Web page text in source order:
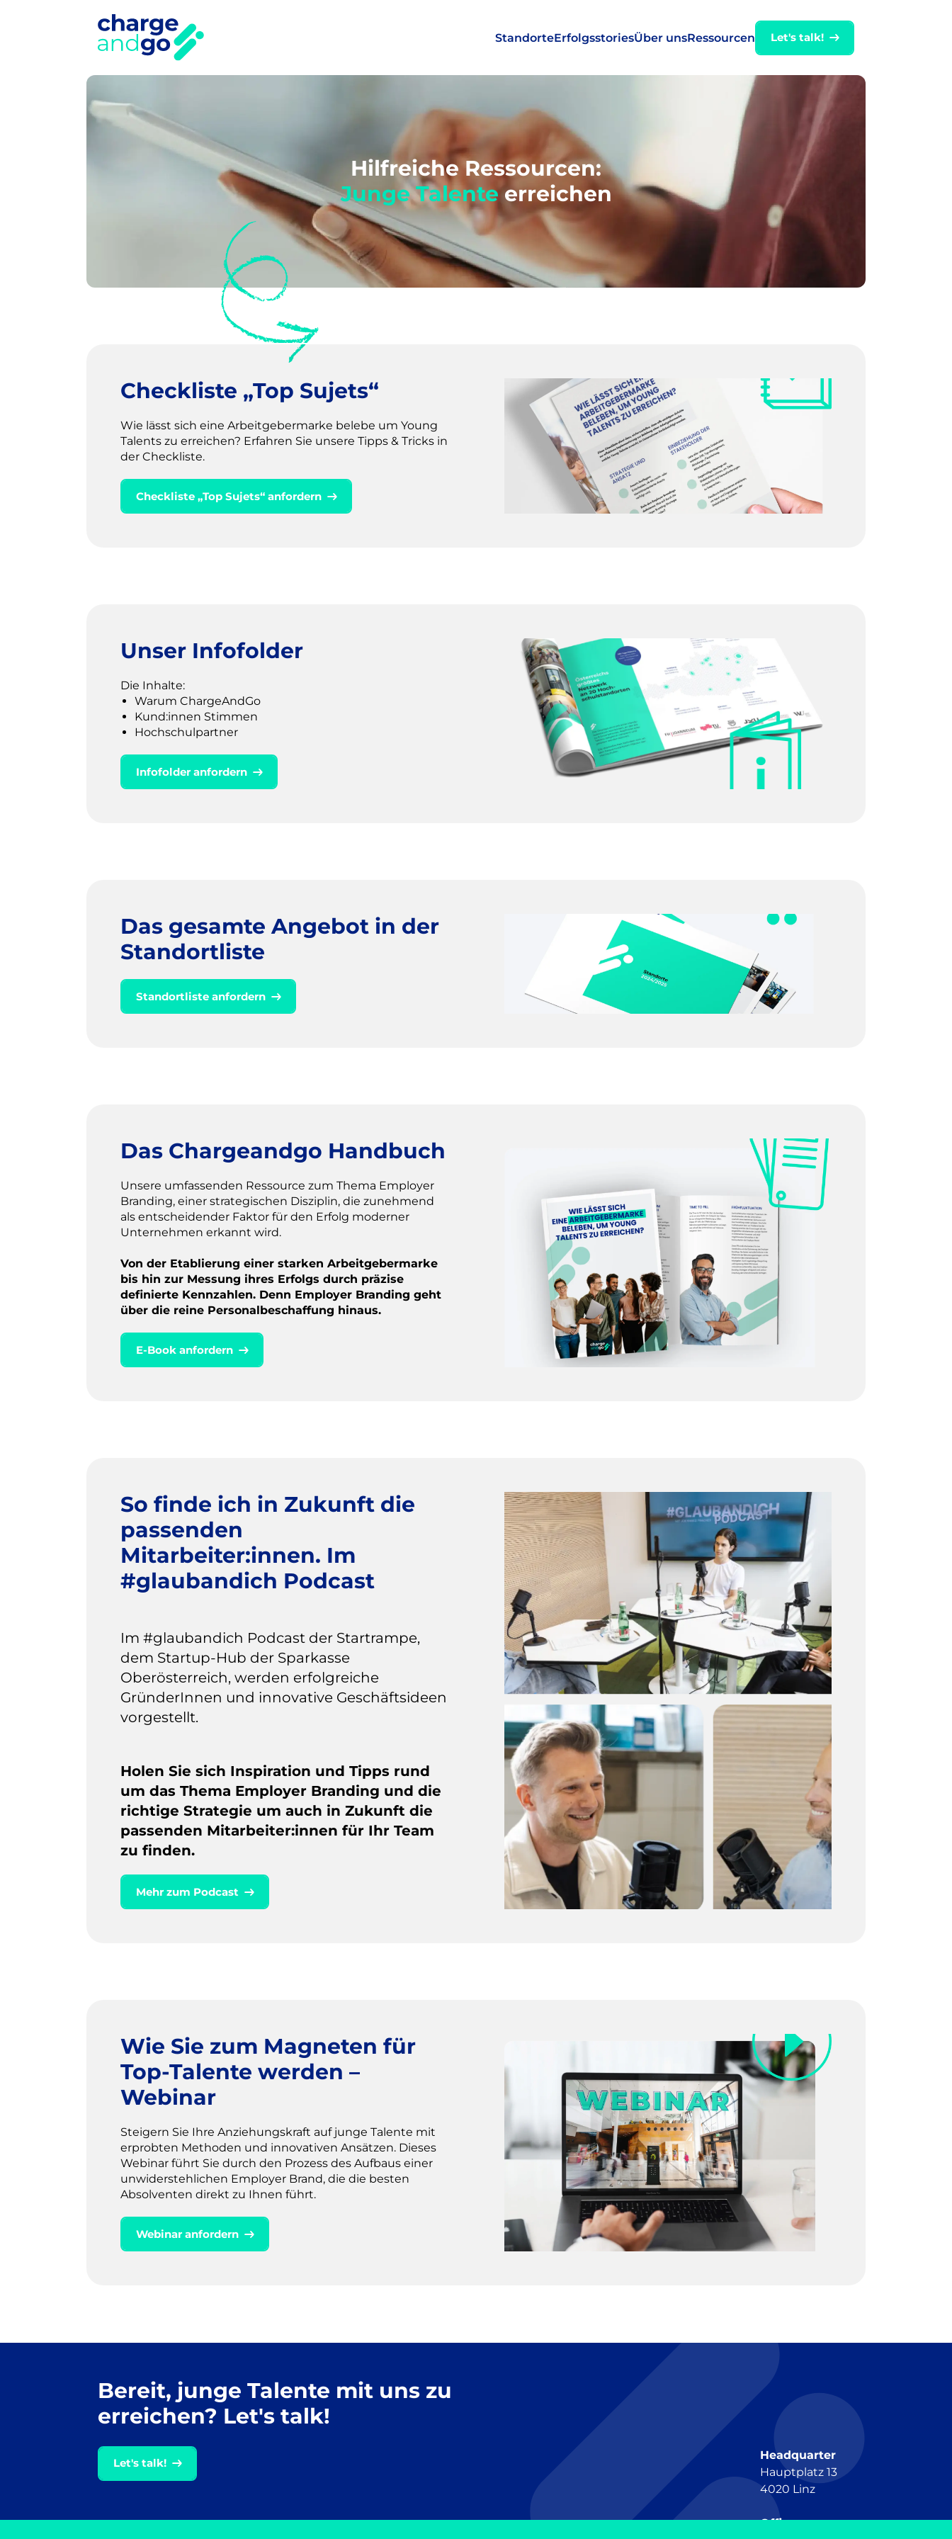
StandorteErfolgsstoriesÜber unsRessourcen Let's talk!
Hilfreiche Ressourcen:
Junge Talenteerreichen
Checkliste „Top Sujets“
Wie lässt sich eine Arbeitgebermarke belebe um Young
Talents zu erreichen? Erfahren Sie unsere Tipps & Tricks in
der Checkliste.
Checkliste „Top Sujets“ anfordern
Unser Infofolder
Die Inhalte:
Warum ChargeAndGo
Kund:innen Stimmen
Hochschulpartner
Infofolder anfordern
Das gesamte Angebot in der
Standortliste
Standortliste anfordern
Das Chargeandgo Handbuch
Unsere umfassenden Ressource zum Thema Employer
Branding, einer strategischen Disziplin, die zunehmend
als entscheidender Faktor für den Erfolg moderner
Unternehmen erkannt wird.
Von der Etablierung einer starken Arbeitgebermarke
bis hin zur Messung ihres Erfolgs durch präzise
definierte Kennzahlen. Denn Employer Branding geht
über die reine Personalbeschaffung hinaus.
E-Book anfordern
So finde ich in Zukunft die
passenden
Mitarbeiter:innen. Im
#glaubandich Podcast
Im #glaubandich Podcast der Startrampe,
dem Startup-Hub der Sparkasse
Oberösterreich, werden erfolgreiche
GründerInnen und innovative Geschäftsideen
vorgestellt.
Holen Sie sich Inspiration und Tipps rund
um das Thema Employer Branding und die
richtige Strategie um auch in Zukunft die
passenden Mitarbeiter:innen für Ihr Team
zu finden.
Mehr zum Podcast
Wie Sie zum Magneten für
Top-Talente werden –
Webinar
Steigern Sie Ihre Anziehungskraft auf junge Talente mit
erprobten Methoden und innovativen Ansätzen. Dieses
Webinar führt Sie durch den Prozess des Aufbaus einer
unwiderstehlichen Employer Brand, die die besten
Absolventen direkt zu Ihnen führt.
Webinar anfordern
Bereit, junge Talente mit uns zu
erreichen? Let's talk!
Let's talk!
Headquarter
Hauptplatz 13
4020 Linz
Office